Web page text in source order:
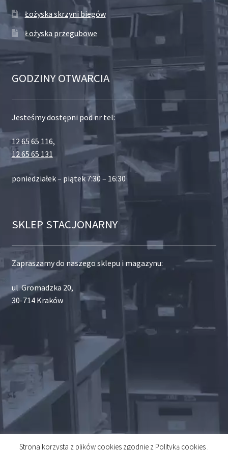
Łożyska skrzyni biegów
Łożyska przegubowe
GODZINY OTWARCIA
Jesteśmy dostępni pod nr tel:
12 65 65 116,
12 65 65 131
poniedziałek – piątek 7:30 – 16:30
SKLEP STACJONARNY
Zapraszamy do naszego sklepu i magazynu:
ul. Gromadzka 20,
30-714 Kraków
Strona korzysta z plików cookies zgodnie z Polityką cookies .